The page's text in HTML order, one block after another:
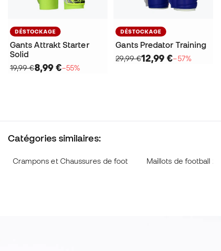
DÉSTOCKAGE
Gants Attrakt Starter
Solid
19,99 €8,99 €−55%
DÉSTOCKAGE
Gants Predator Training
29,99 €12,99 €−57%
Catégories similaires:
Crampons et Chaussures de foot Maillots de football